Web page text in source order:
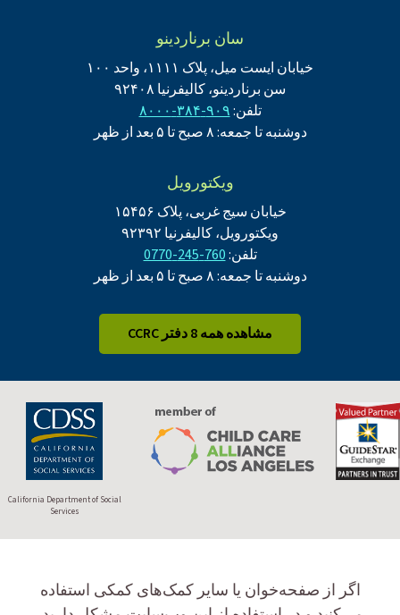
سان برناردینو
خیابان ایست میل، پلاک ۱۱۱۱، واحد ۱۰۰
سن برناردینو، کالیفرنیا ۹۲۴۰۸
تلفن:۹۰۹-۳۸۴-۸۰۰۰
دوشنبه تا جمعه: ۸ صبح تا ۵ بعد از ظهر
ویکتورویل
خیابان سیج غربی، پلاک ۱۵۴۵۶
ویکتورویل، کالیفرنیا ۹۲۳۹۲
تلفن:760-245-0770
دوشنبه تا جمعه: ۸ صبح تا ۵ بعد از ظهر
مشاهده همه 8 دفتر CCRC
California Department of Social
Services
اگر از صفحه‌خوان یا سایر کمک‌های کمکی استفاده